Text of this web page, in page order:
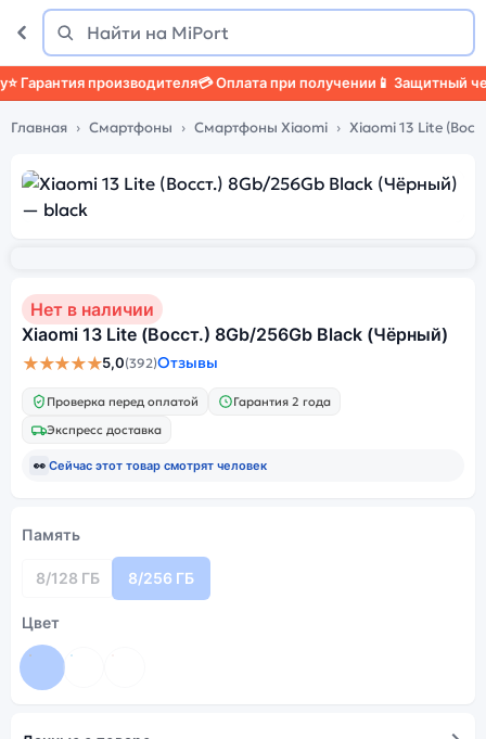
Поиск
Найти
производителя💳 Оплата при получении📱 Защитный чехол
Главная Смартфоны Смартфоны Xiaomi Xiaomi 13 Lite
Нет в наличии
Xiaomi 13 Lite (Восст.) 8Gb/256Gb Black (Чёрный)
★★★★★5,0(392)Отзывы
Проверка перед оплатой
Гарантия 2 года
Экспресс доставка
👀 Сейчас этот товар смотрят человек
Память
8/128 ГБ 8/256 ГБ
Цвет